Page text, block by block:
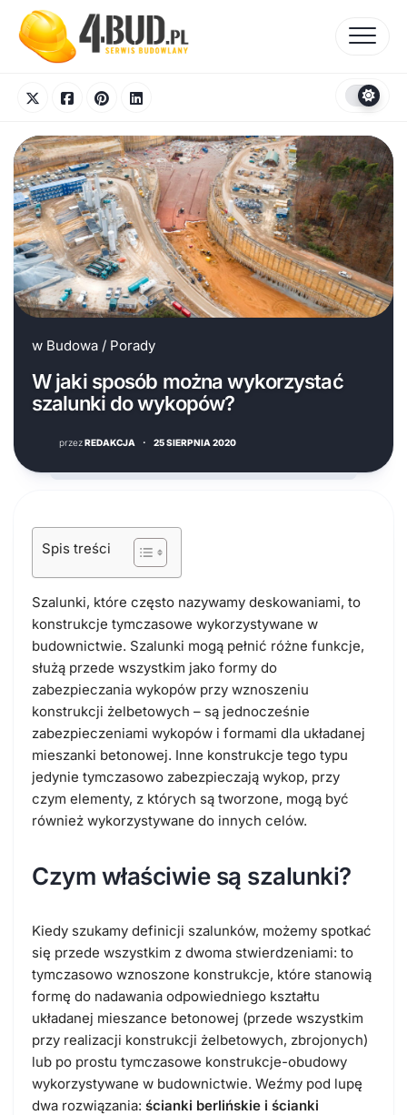
content
w Budowa / Porady
W jaki sposób można wykorzystać
szalunki do wykopów?
przezREDAKCJA · 25 SIERPNIA 2020
Spis treści
Szalunki, które często nazywamy deskowaniami, to
konstrukcje tymczasowe wykorzystywane w
budownictwie. Szalunki mogą pełnić różne funkcje,
służą przede wszystkim jako formy do
zabezpieczania wykopów przy wznoszeniu
konstrukcji żelbetowych – są jednocześnie
zabezpieczeniami wykopów i formami dla układanej
mieszanki betonowej. Inne konstrukcje tego typu
jedynie tymczasowo zabezpieczają wykop, przy
czym elementy, z których są tworzone, mogą być
również wykorzystywane do innych celów.
Czym właściwie są szalunki?
Kiedy szukamy definicji szalunków, możemy spotkać
się przede wszystkim z dwoma stwierdzeniami: to
tymczasowo wznoszone konstrukcje, które stanowią
formę do nadawania odpowiedniego kształtu
układanej mieszance betonowej (przede wszystkim
przy realizacji konstrukcji żelbetowych, zbrojonych)
lub po prostu tymczasowe konstrukcje-obudowy
wykorzystywane w budownictwie. Weźmy pod lupę
dwa rozwiązania: ścianki berlińskie i ścianki